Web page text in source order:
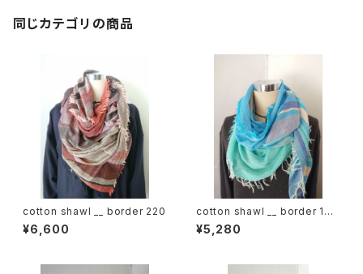
同じカテゴリの商品
cotton shawl __ border 220
¥6,600
cotton shawl __ border 160
海嶺w
¥5,280